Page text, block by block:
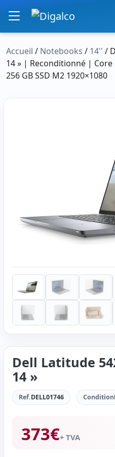
Navigation
Accueil / Notebooks / 14'' /
14 » | Reconditionné | Core
256 GB SSD M2 1920×1080
Dell Latitude
14 »
Ref.DELL01746 Condition
373€+ TVA